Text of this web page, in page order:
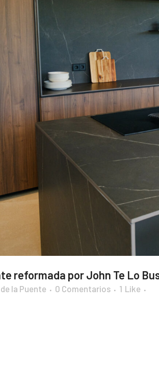
reformada por John Te Lo
la Puente 0 Comentarios 1 Like